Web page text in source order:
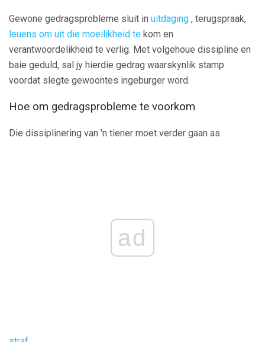
Gewone gedragsprobleme sluit in uitdaging , terugspraak,
leuens om uit die moeilikheid te kom en
verantwoordelikheid te verlig. Met volgehoue ​​dissipline en
baie geduld, sal jy hierdie gedrag waarskynlik stamp
voordat slegte gewoontes ingeburger word.
Hoe om gedragsprobleme te voorkom
Die dissiplinering van 'n tiener moet verder gaan as
ad